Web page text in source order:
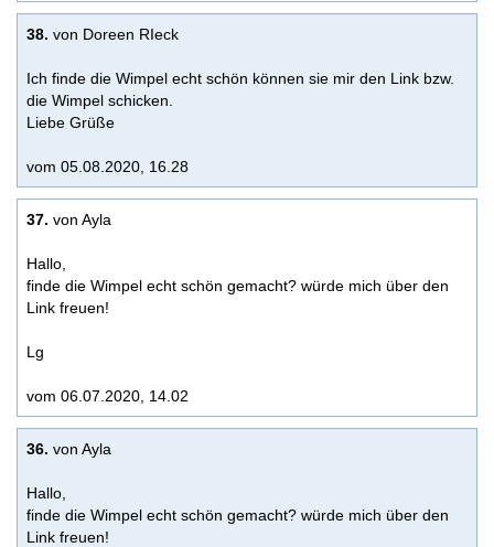
38. von Doreen RIeck
Ich finde die Wimpel echt schön können sie mir den Link bzw.
die Wimpel schicken.
Liebe Grüße
vom 05.08.2020, 16.28
37. von Ayla
Hallo,
finde die Wimpel echt schön gemacht? würde mich über den
Link freuen!
Lg
vom 06.07.2020, 14.02
36. von Ayla
Hallo,
finde die Wimpel echt schön gemacht? würde mich über den
Link freuen!